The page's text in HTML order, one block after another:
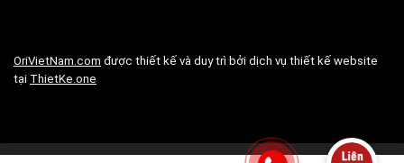
OriVietNam.com được thiết kế và duy trì bởi dịch vụ thiết kế website
tại ThietKe.one